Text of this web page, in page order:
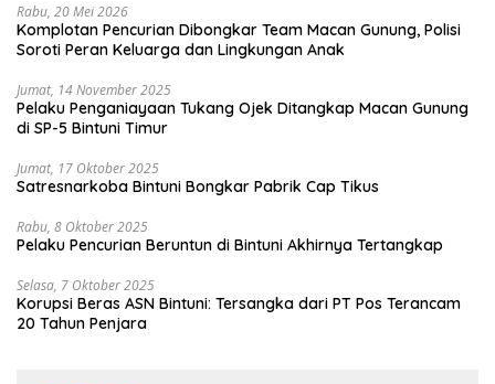
Rabu, 20 Mei 2026
Komplotan Pencurian Dibongkar Team Macan Gunung, Polisi
Soroti Peran Keluarga dan Lingkungan Anak
Jumat, 14 November 2025
Pelaku Penganiayaan Tukang Ojek Ditangkap Macan Gunung
di SP-5 Bintuni Timur
Jumat, 17 Oktober 2025
Satresnarkoba Bintuni Bongkar Pabrik Cap Tikus
Rabu, 8 Oktober 2025
Pelaku Pencurian Beruntun di Bintuni Akhirnya Tertangkap
Selasa, 7 Oktober 2025
Korupsi Beras ASN Bintuni: Tersangka dari PT Pos Terancam
20 Tahun Penjara